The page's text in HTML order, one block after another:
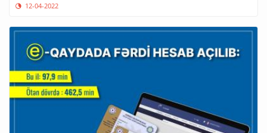
12-04-2022